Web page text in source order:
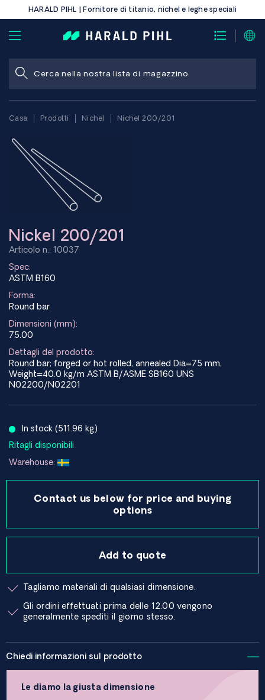
HARALD PIHL | Fornitore di titanio, nichel e leghe speciali
Casa Prodotti Nichel Nichel 200/201
Nickel 200/201
Articolo n.: 10037
Spec:
ASTM B160
Forma:
Round bar
Dimensioni (mm):
75.00
Dettagli del prodotto:
Round bar; forged or hot rolled, annealed Dia=75 mm,
Weight=40.0 kg/m ASTM B/ASME SB160 UNS
N02200/N02201
In stock (511.96 kg)
Ritagli disponibili
Warehouse:
Contact us below for price and buying
options
Add to quote
Tagliamo materiali di qualsiasi dimensione.
Gli ordini effettuati prima delle 12:00 vengono
generalmente spediti il ​​giorno stesso.
Chiedi informazioni sul prodotto
Le diamo la giusta dimensione